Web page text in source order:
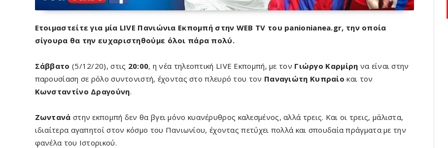
Ετοιμαστείτε για μία LIVE Πανιώνια Εκπομπή στην WEB TV του panionianea.gr, την οποία
σίγουρα θα την ευχαριστηθούμε όλοι πάρα πολύ.
Σάββατο (5/12/20), στις 20:00, η νέα τηλεοπτική LIVE Εκπομπή, με τον Γιώργο Καρμίρη να είναι στην
παρουσίαση σε ρόλο συντονιστή, έχοντας στο πλευρό του τον Παναγιώτη Κυπραίο και τον
Κωνσταντίνο Δραγούνη.
Ζωντανά στην εκπομπή δεν θα βγει μόνο κυανέρυθρος καλεσμένος, αλλά τρεις. Και οι τρεις, μάλιστα,
ιδιαίτερα αγαπητοί στον κόσμο του Πανιωνίου, έχοντας πετύχει πολλά και σπουδαία πράγματα με την
φανέλα του Ιστορικού.